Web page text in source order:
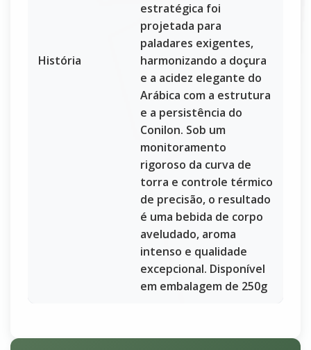
História
estratégica foi
projetada para
paladares exigentes,
harmonizando a doçura
e a acidez elegante do
Arábica com a estrutura
e a persistência do
Conilon. Sob um
monitoramento
rigoroso da curva de
torra e controle térmico
de precisão, o resultado
é uma bebida de corpo
aveludado, aroma
intenso e qualidade
excepcional. Disponível
em embalagem de 250g